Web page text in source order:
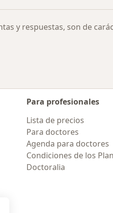
y respuestas, son de
Para profesionales
Lista de precios
Para doctores
Agenda para doctores
Condiciones de los
Doctoralia